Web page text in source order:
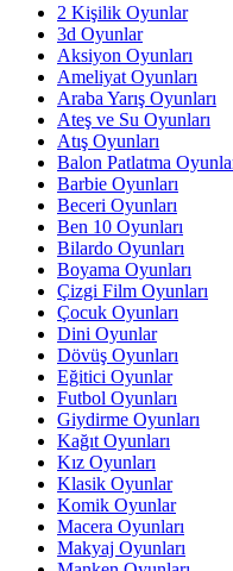
2 Kişilik Oyunlar
3d Oyunlar
Aksiyon Oyunları
Ameliyat Oyunları
Araba Yarış Oyunları
Ateş ve Su Oyunları
Atış Oyunları
Balon Patlatma
Barbie Oyunları
Beceri Oyunları
Ben 10 Oyunları
Bilardo Oyunları
Boyama Oyunları
Çizgi Film Oyunları
Çocuk Oyunları
Dini Oyunlar
Dövüş Oyunları
Eğitici Oyunlar
Futbol Oyunları
Giydirme Oyunları
Kağıt Oyunları
Kız Oyunları
Klasik Oyunlar
Komik Oyunlar
Macera Oyunları
Makyaj Oyunları